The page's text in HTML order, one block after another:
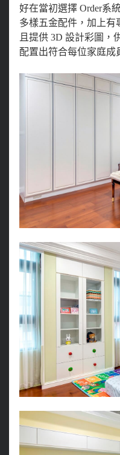
好在當初選擇 Order系
多樣五金配件，加上有
且提供 3D 設計彩圖，
配置出符合每位家庭成